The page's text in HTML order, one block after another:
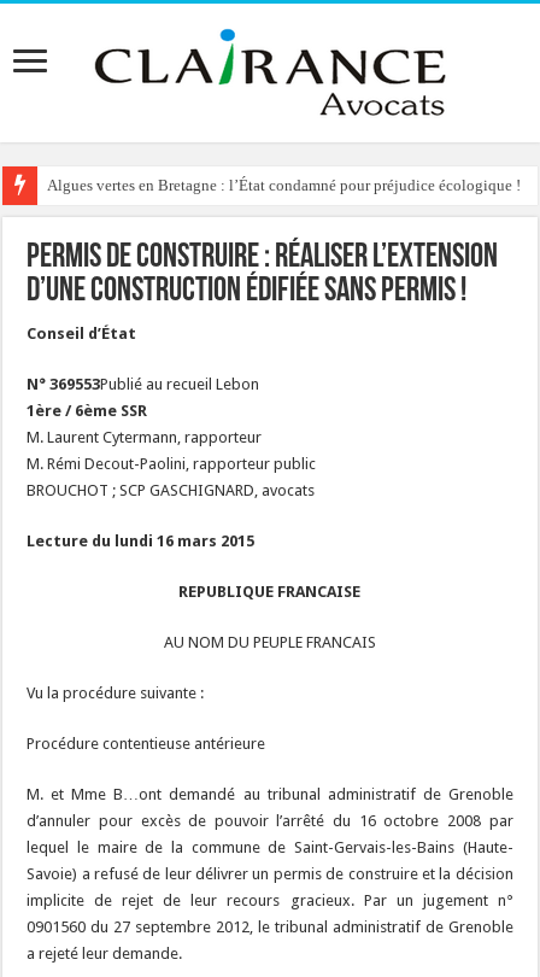
Algues vertes en Bretagne : l’État condamné pour préjudice écologique !
Permis de construire : réaliser l’extension
d’une construction édifiée sans permis !
Conseil d’État
N° 369553Publié au recueil Lebon
1ère / 6ème SSR
M. Laurent Cytermann, rapporteur
M. Rémi Decout-Paolini, rapporteur public
BROUCHOT ; SCP GASCHIGNARD, avocats
Lecture du lundi 16 mars 2015
REPUBLIQUE FRANCAISE
AU NOM DU PEUPLE FRANCAIS
Vu la procédure suivante :
Procédure contentieuse antérieure
M. et Mme B…ont demandé au tribunal administratif de Grenoble
d’annuler pour excès de pouvoir l’arrêté du 16 octobre 2008 par
lequel le maire de la commune de Saint-Gervais-les-Bains (Haute-
Savoie) a refusé de leur délivrer un permis de construire et la décision
implicite de rejet de leur recours gracieux. Par un jugement n°
0901560 du 27 septembre 2012, le tribunal administratif de Grenoble
a rejeté leur demande.